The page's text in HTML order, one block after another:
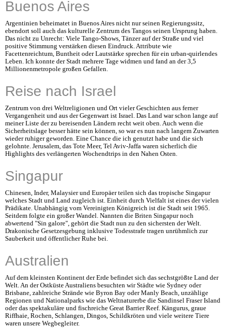
Buenos Aires
Argentinien beheimatet in Buenos Aires nicht nur seinen Regierungssitz,
ebendort soll auch das kulturelle Zentrum des Tangos seinen Ursprung haben.
Das nicht zu Unrecht: Viele Tango-Shows, Tänzer auf der Straße und viel
positive Stimmung verstärken diesen Eindruck. Attribute wie
Facettenreichtum, Buntheit oder Lautstärke sprechen für ein urban-quirlendes
Leben. Ich konnte der Stadt mehrere Tage widmen und fand an der 3,5
Millionenmetropole großen Gefallen.
Reise nach Israel
Zentrum von drei Weltreligionen und Ort vieler Geschichten aus ferner
Vergangenheit und aus der Gegenwart ist Israel. Das Land war schon lange auf
meiner Liste der zu bereisenden Ländern recht weit oben. Auch wenn die
Sicherheitslage besser hätte sein können, so war es nun nach langem Zuwarten
wieder ruhiger geworden. Eine Chance die ich genutzt habe und die sich
gelohnte. Jerusalem, das Tote Meer, Tel Aviv-Jaffa waren sicherlich die
Highlights des verlängerten Wochendtrips in den Nahen Osten.
Singapur
Chinesen, Inder, Malaysier und Europäer teilen sich das tropische Singapur
welches Stadt und Land zugleich ist. Einheit durch Vielfalt ist eines der vielen
Prädikate. Unabhängig vom Vereinigten Königreich ist die Stadt seit 1965.
Seitdem folgte ein großer Wandel. Nannten die Briten Singapur noch
abwertend "Sin galore", gehört die Stadt nun zu den sichersten der Welt.
Drakonische Gesetzesgebung inklusive Todesstrafe tragen unrühmlich zur
Sauberkeit und öffentlicher Ruhe bei.
Australien
Auf dem kleinsten Kontinent der Erde befindet sich das sechstgrößte Land der
Welt. An der Ostküste Australiens besuchten wir Städte wie Sydney oder
Brisbane, zahlreiche Strände wie Byron Bay oder Manly Beach, unzählige
Regionen und Nationalparks wie das Weltnaturerbe die Sandinsel Fraser Island
oder das spektakuläre und fischreiche Great Barrier Reef. Kängurus, graue
Riffhaie, Rochen, Schlangen, Dingos, Schildkröten und viele weitere Tiere
waren unsere Wegbegleiter.